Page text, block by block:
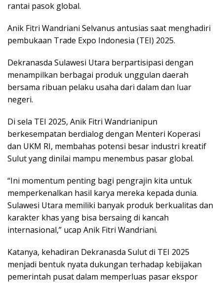
rantai pasok global.
Anik Fitri Wandriani Selvanus antusias saat menghadiri
pembukaan Trade Expo Indonesia (TEI) 2025.
Dekranasda Sulawesi Utara berpartisipasi dengan
menampilkan berbagai produk unggulan daerah
bersama ribuan pelaku usaha dari dalam dan luar
negeri.
Di sela TEI 2025, Anik Fitri Wandrianipun
berkesempatan berdialog dengan Menteri Koperasi
dan UKM RI, membahas potensi besar industri kreatif
Sulut yang dinilai mampu menembus pasar global.
“Ini momentum penting bagi pengrajin kita untuk
memperkenalkan hasil karya mereka kepada dunia.
Sulawesi Utara memiliki banyak produk berkualitas dan
karakter khas yang bisa bersaing di kancah
internasional,” ucap Anik Fitri Wandriani.
Katanya, kehadiran Dekranasda Sulut di TEI 2025
menjadi bentuk nyata dukungan terhadap kebijakan
pemerintah pusat dalam memperluas pasar ekspor